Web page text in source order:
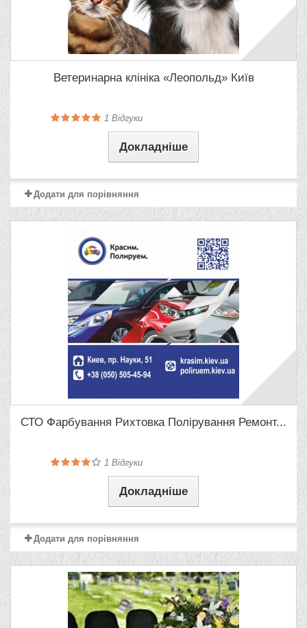
Ветеринарна клініка «Леопольд» Київ
1 Відгуки
Докладніше
Додати для порівняння
СТО Фарбування Рихтовка Полірування Ремонт...
1 Відгуки
Докладніше
Додати для порівняння